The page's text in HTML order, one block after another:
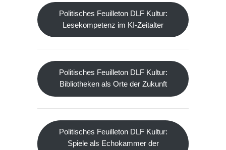
Politisches Feuilleton DLF Kultur:
Lesekompetenz im KI-Zeitalter
Politisches Feuilleton DLF Kultur:
Bibliotheken als Orte der Zukunft
Politisches Feuilleton DLF Kultur:
Spiele als Echokammer der